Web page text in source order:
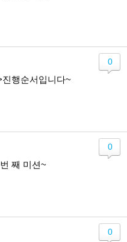
행순서입니다~
0
째 미션~
0
0